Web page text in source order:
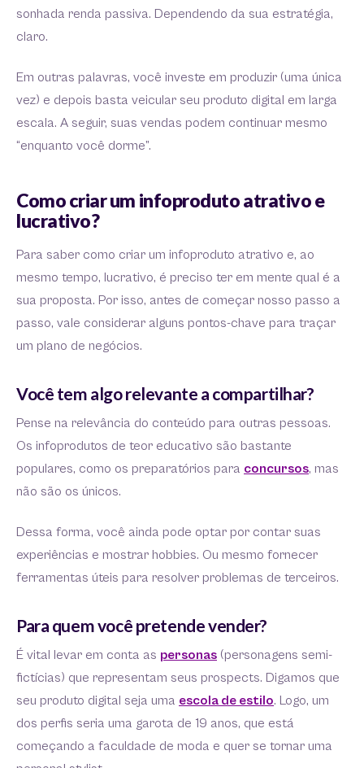
sonhada renda passiva. Dependendo da sua estratégia,
claro.
Em outras palavras, você investe em produzir (uma única
vez) e depois basta veicular seu produto digital em larga
escala. A seguir, suas vendas podem continuar mesmo
“enquanto você dorme”.
Como criar um infoproduto atrativo e
lucrativo?
Para saber como criar um infoproduto atrativo e, ao
mesmo tempo, lucrativo, é preciso ter em mente qual é a
sua proposta. Por isso, antes de começar nosso passo a
passo, vale considerar alguns pontos-chave para traçar
um plano de negócios.
Você tem algo relevante a compartilhar?
Pense na relevância do conteúdo para outras pessoas.
Os infoprodutos de teor educativo são bastante
populares, como os preparatórios para concursos, mas
não são os únicos.
Dessa forma, você ainda pode optar por contar suas
experiências e mostrar hobbies. Ou mesmo fornecer
ferramentas úteis para resolver problemas de terceiros.
Para quem você pretende vender?
É vital levar em conta as personas (personagens semi-
fictícias) que representam seus prospects. Digamos que
seu produto digital seja uma escola de estilo. Logo, um
dos perfis seria uma garota de 19 anos, que está
começando a faculdade de moda e quer se tornar uma